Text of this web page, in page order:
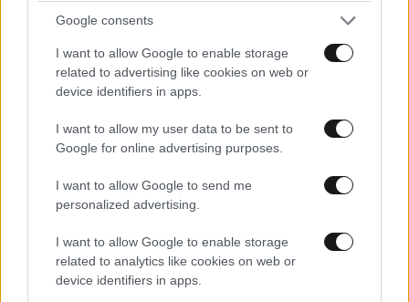
Google consents
I want to allow Google to enable storage
related to advertising like cookies on web or
device identifiers in apps.
I want to allow my user data to be sent to
Google for online advertising purposes.
I want to allow Google to send me
personalized advertising.
I want to allow Google to enable storage
related to analytics like cookies on web or
device identifiers in apps.